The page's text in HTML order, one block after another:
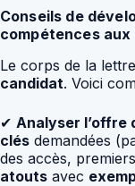
Conseils de
compétences
Le corps de la
candidat. Voici
✔ Analyser l’offre
clés demandées
des accès,
atouts avec